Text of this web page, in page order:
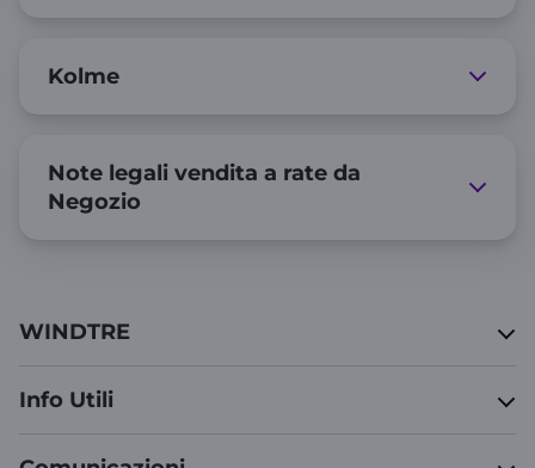
Kolme
Note legali vendita a rate da
Negozio
WINDTRE
Info Utili